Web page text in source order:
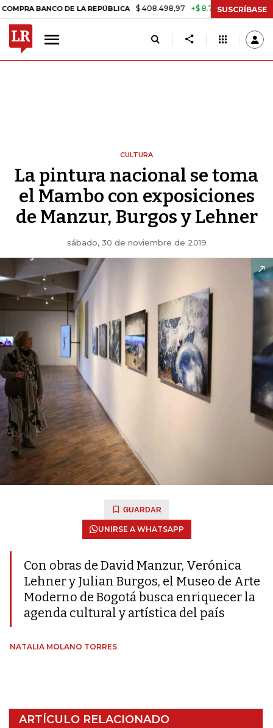
DE LA REPÚBLICA $ 408.498,97 +$ 8.753,81 +2,19% TASA DE
SUSCRÍBASE
CULTURA
La pintura nacional se toma
el Mambo con exposiciones
de Manzur, Burgos y Lehner
sábado, 30 de noviembre de 2019
GUARDAR
UNIRSE A WHATSAPP
Con obras de David Manzur, Verónica
Lehner y Julian Burgos, el Museo de Arte
Moderno de Bogotá busca enriquecer la
agenda cultural y artística del país
NATALIA MOLANO TORRES
ARTÍCULO RELACIONADO